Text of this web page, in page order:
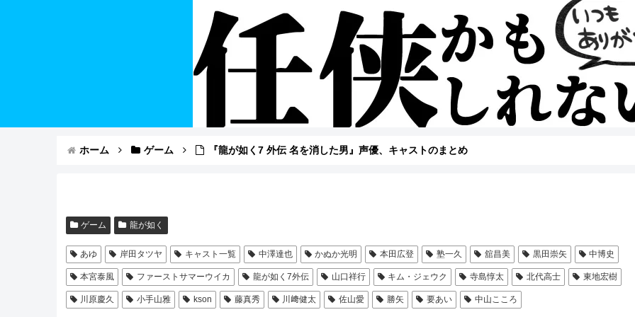
ホーム ゲーム 『龍が如く7 外伝 名を消した男』声優、キャストのまとめ
ゲーム 龍が如く
あゆ 岸田タツヤ キャスト一覧 中澤達也 かぬか光明 本田広登 塾一久 舘昌美 黒田崇矢 中博史
本宮泰風 ファーストサマーウイカ 龍が如く7外伝 山口祥行 キム・ジェウク 寺島惇太 北代高士 東地宏樹
川原慶久 小手山雅 kson 藤真秀 川﨑健太 佐山愛 勝矢 要あい 中山こころ